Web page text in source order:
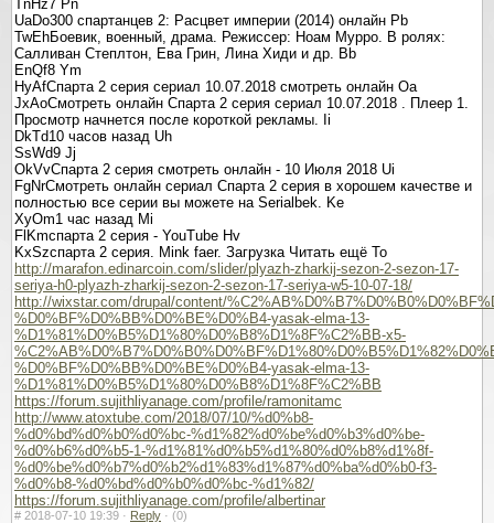
TnHz7 Pn
UaDo300 спартанцев 2: Расцвет империи (2014) онлайн Pb
TwEhБоевик, военный, драма. Режиссер: Ноам Мурро. В ролях:
Салливан Степлтон, Ева Грин, Лина Хиди и др. Bb
EnQf8 Ym
HyAfСпарта 2 серия сериал 10.07.2018 смотреть онлайн Oa
JxAoСмотреть онлайн Спарта 2 серия сериал 10.07.2018 . Плеер 1.
Просмотр начнется после короткой рекламы. Ii
DkTd10 часов назад Uh
SsWd9 Jj
OkVvСпарта 2 серия смотреть онлайн - 10 Июля 2018 Ui
FgNrСмотреть онлайн сериал Спарта 2 серия в хорошем качестве и
полностью все серии вы можете на Serialbek. Ke
XyOm1 час назад Mi
FlKmспарта 2 серия - YouTube Hv
KxSzспарта 2 серия. Mink faer. Загрузка Читать ещё To
http://marafon.edinarcoin.com/slider/plyazh-zharkij-sezon-2-sezon-17-
seriya-h0-plyazh-zharkij-sezon-2-sezon-17-seriya-w5-10-07-18/
http://wixstar.com/drupal/content/
%D0%BF%D0%BB%D0%BE%D0%B4-yasak-elma-13-
%D1%81%D0%B5%D1%80%D0%B8%D1%8F%C2%BB-x5-
%D0%BF%D0%BB%D0%BE%D0%B4-yasak-elma-13-
%D1%81%D0%B5%D1%80%D0%B8%D1%8F%C2%BB
https://forum.sujithliyanage.com/profile/ramonitamc
http://www.atoxtube.com/2018/07/10/%d0%b8-
%d0%bd%d0%b0%d0%bc-%d1%82%d0%be%d0%b3%d0%be-
%d0%b6%d0%b5-1-%d1%81%d0%b5%d1%80%d0%b8%d1%8f-
%d0%be%d0%b7%d0%b2%d1%83%d1%87%d0%ba%d0%b0-f3-
%d0%b8-%d0%bd%d0%b0%d0%bc-%d1%82/
https://forum.sujithliyanage.com/profile/albertinar
# 2018-07-10 19:39 · Reply · (0)